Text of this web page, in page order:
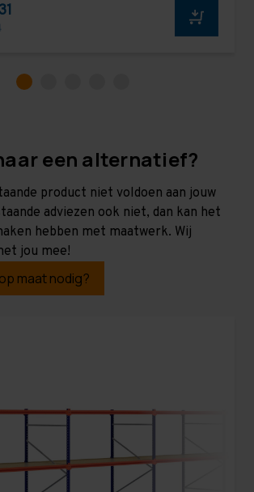
een alternatief?
product niet voldoen aan jouw
adviezen ook niet, dan kan het
hebben met maatwerk. Wij
jou mee!
maat nodig?